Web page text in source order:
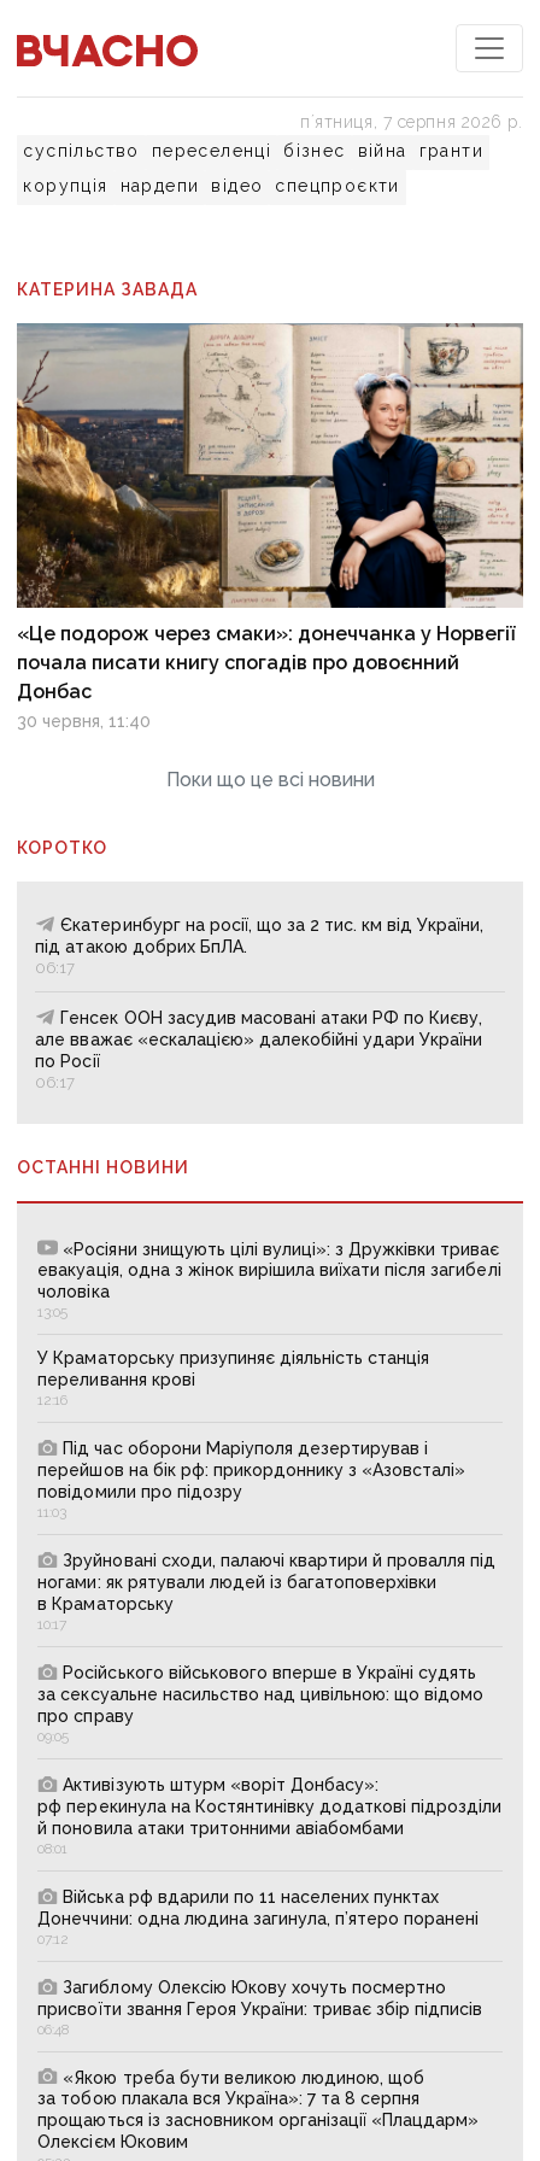
суспільство переселенці бізнес війна
гранти
корупція
нардепи відео спецпроєкти
пʼятниця, 7 серпня 2026 р.
КАТЕРИНА ЗАВАДА
«Це подорож через смаки»: донеччанка у Норвегії
почала писати книгу спогадів про довоєнний
Донбас
30 червня, 11:40
Поки що це всі новини
КОРОТКО
Єкатеринбург на росії, що за 2 тис. км від України,
під атакою добрих БпЛА.
06:17
Генсек ООН засудив масовані атаки РФ по Києву,
але вважає «ескалацією» далекобійні удари України
по Росії
06:17
ОСТАННІ НОВИНИ
«Росіяни знищують цілі вулиці»: з Дружківки триває
евакуація, одна з жінок вирішила виїхати після загибелі
чоловіка
13:05
У Краматорську призупиняє діяльність станція
переливання крові
12:16
Під час оборони Маріуполя дезертирував і
перейшов на бік рф: прикордоннику з «Азовсталі»
повідомили про підозру
11:03
Зруйновані сходи, палаючі квартири й провалля під
ногами: як рятували людей із багатоповерхівки
в Краматорську
10:17
Російського військового вперше в Україні судять
за сексуальне насильство над цивільною: що відомо
про справу
09:05
Активізують штурм «воріт Донбасу»:
рф перекинула на Костянтинівку додаткові підрозділи
й поновила атаки тритонними авіабомбами
08:01
Війська рф вдарили по 11 населених пунктах
Донеччини: одна людина загинула, п’ятеро поранені
07:12
Загиблому Олексію Юкову хочуть посмертно
присвоїти звання Героя України: триває збір підписів
06:48
«Якою треба бути великою людиною, щоб
за тобою плакала вся Україна»: 7 та 8 серпня
прощаються із засновником організації «Плацдарм»
Олексієм Юковим